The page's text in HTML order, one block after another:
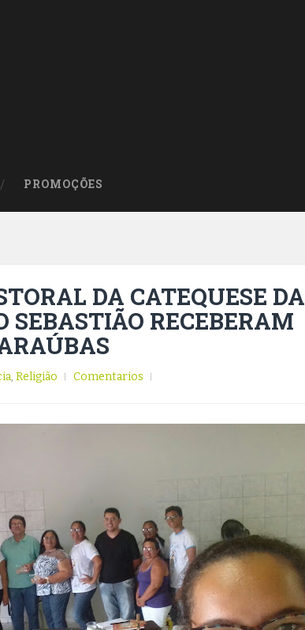
PROMOÇÕES
DA CATEQUESE DA
SEBASTIÃO RECEBERAM
,Religião Comentarios